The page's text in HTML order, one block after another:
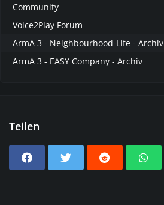
Community
Voice2Play Forum
ArmA 3 - Neighbourhood-Life - Archiv
ArmA 3 - EASY Company - Archiv
Teilen